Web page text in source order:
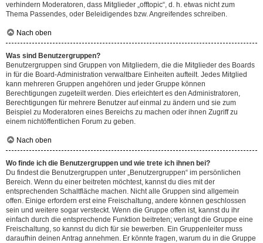
verhindern Moderatoren, dass Mitglieder „offtopic“, d. h. etwas nicht zum
Thema Passendes, oder Beleidigendes bzw. Angreifendes schreiben.
Nach oben
Was sind Benutzergruppen?
Benutzergruppen sind Gruppen von Mitgliedern, die die Mitglieder des Boards
in für die Board-Administration verwaltbare Einheiten aufteilt. Jedes Mitglied
kann mehreren Gruppen angehören und jeder Gruppe können
Berechtigungen zugeteilt werden. Dies erleichtert es den Administratoren,
Berechtigungen für mehrere Benutzer auf einmal zu ändern und sie zum
Beispiel zu Moderatoren eines Bereichs zu machen oder ihnen Zugriff zu
einem nichtöffentlichen Forum zu geben.
Nach oben
Wo finde ich die Benutzergruppen und wie trete ich ihnen bei?
Du findest die Benutzergruppen unter „Benutzergruppen“ im persönlichen
Bereich. Wenn du einer beitreten möchtest, kannst du dies mit der
entsprechenden Schaltfläche machen. Nicht alle Gruppen sind allgemein
offen. Einige erfordern erst eine Freischaltung, andere können geschlossen
sein und weitere sogar versteckt. Wenn die Gruppe offen ist, kannst du ihr
einfach durch die entsprechende Funktion beitreten; verlangt die Gruppe eine
Freischaltung, so kannst du dich für sie bewerben. Ein Gruppenleiter muss
daraufhin deinen Antrag annehmen. Er könnte fragen, warum du in die Gruppe